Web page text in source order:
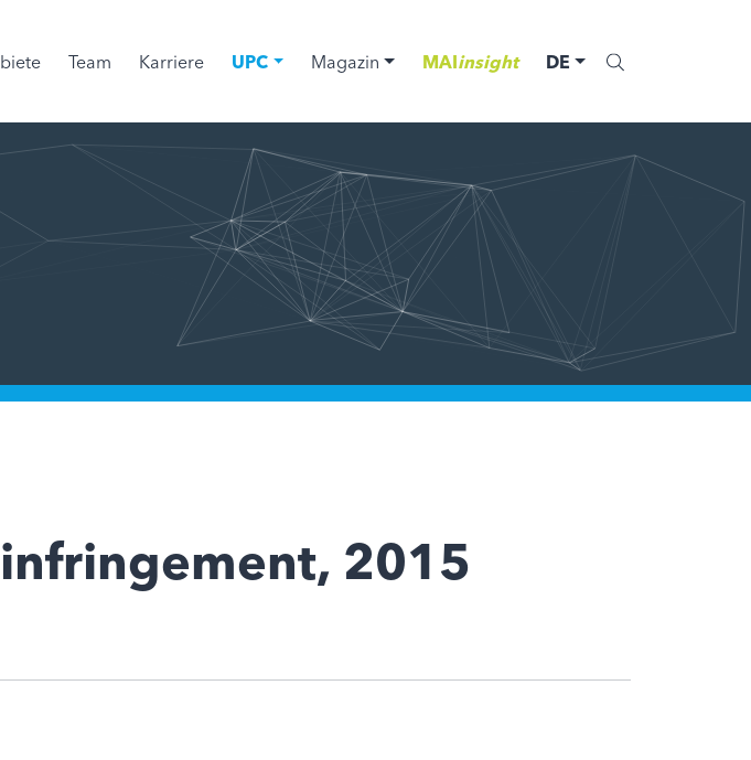
Team Karriere UPC Magazin MAIinsight DE
2015